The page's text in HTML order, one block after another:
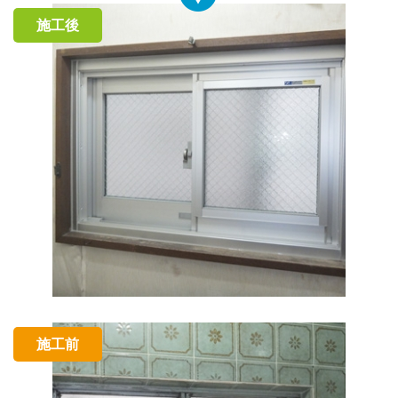
施工後
施工前